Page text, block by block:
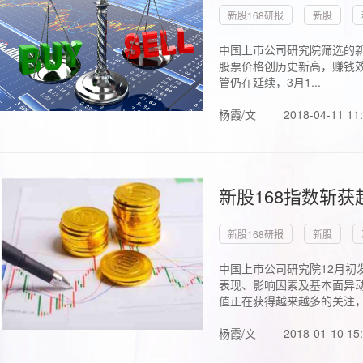
新股168研报 新股
中国上市公司研究院筛选的
股票价格创历史新高，赚钱
管仍在延续，3月1...
杨霞/文
2018-04-11
新股168指数斩
新股168研报 新股
中国上市公司研究院12月初
表现、影响因素及基本面异
值正在获得越来越多的关注
杨霞/文
2018-01-10